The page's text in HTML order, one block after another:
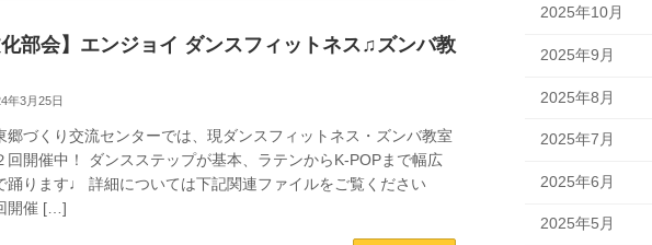
化部会】エンジョイ ダンスフィットネス♫ズンバ教
年3月25日
郷づくり交流センターでは、現ダンスフィットネス・ズンバ教室
回開催中！ ダンスステップが基本、ラテンからK-POPまで幅広
踊ります♩ 詳細については下記関連ファイルをご覧ください
開催 […]
2025年10月
2025年9月
2025年8月
2025年7月
2025年6月
2025年5月